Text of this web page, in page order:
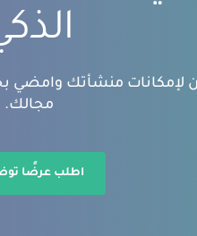
لإمكانات منشأتك وامضي
مجالك.
اطلب عرضًا